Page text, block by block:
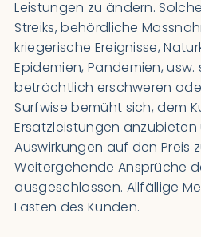
Leistungen zu ändern.
Streiks, behördliche
kriegerische Ereignisse,
Epidemien, Pandemien, usw.
beträchtlich erschweren
Surfwise bemüht sich, dem
Ersatzleistungen
Auswirkungen auf den Preis
Weitergehende Ansprüche
ausgeschlossen. Allfällige
Lasten des Kunden.